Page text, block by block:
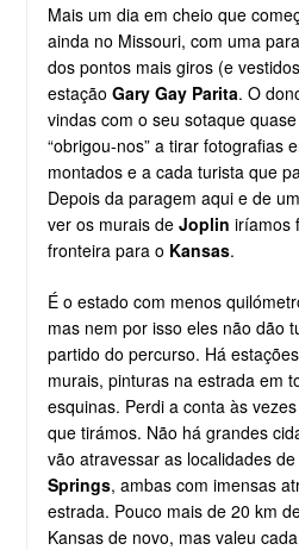
Mais um dia em cheio que
ainda no Missouri, com uma
dos pontos mais giros (e
estação Gary Gay Parita. O
vindas com o seu sotaque
“obrigou-nos” a tirar fotografias
montados e a cada turista que
Depois da paragem aqui e de
ver os murais de Joplin iríamos
fronteira para o Kansas.
É o estado com menos
mas nem por isso eles não dão
partido do percurso. Há
murais, pinturas na estrada em
esquinas. Perdi a conta às
que tirámos. Não há grandes
vão atravessar as localidades de
Springs, ambas com imensas
estrada. Pouco mais de 20 km
Kansas de novo, mas valeu